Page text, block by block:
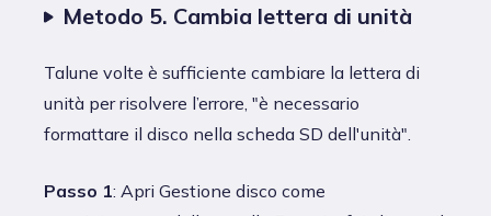
Metodo 5. Cambia lettera di unità
Talune volte è sufficiente cambiare la lettera di
unità per risolvere l’errore, "è necessario
formattare il disco nella scheda SD dell'unità".
Passo 1: Apri Gestione disco come